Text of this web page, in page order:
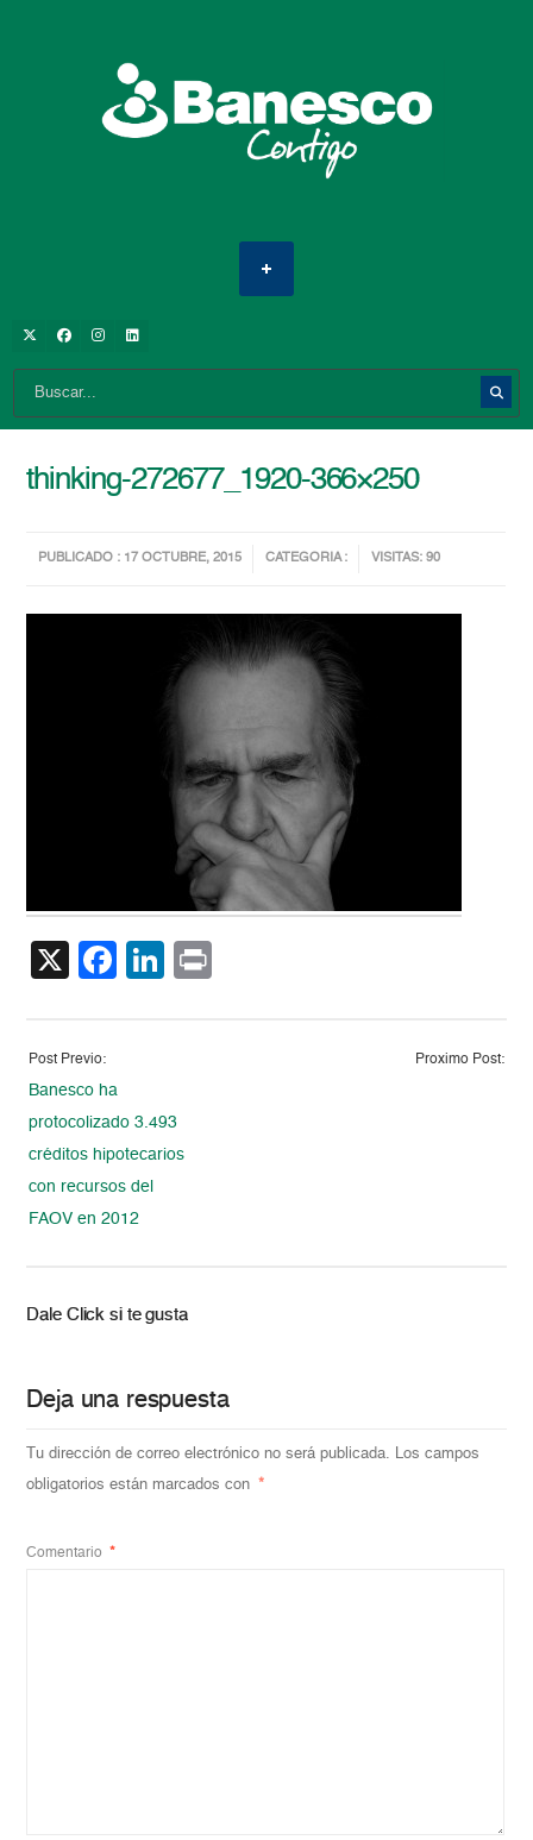
thinking-272677_1920-366×250
PUBLICADO : 17 OCTUBRE, 2015 CATEGORIA : VISITAS: 90
X Facebook
LinkedIn
Post Previo:
Banesco ha
protocolizado 3.493
créditos hipotecarios
con recursos del
FAOV en 2012
Proximo Post:
Dale Click si te gusta
Deja una respuesta
Tu dirección de correo electrónico no será publicada. Los campos
obligatorios están marcados con
*
Comentario *